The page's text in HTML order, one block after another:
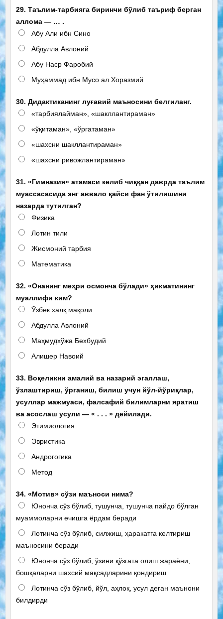
29. Таълим-тарбияга биринчи бўлиб таъриф берган
аллома — … .
Абу Али ибн Сино
Абдулла Авлоний
Абу Наср Фаробий
Муҳаммад ибн Мусо ал Хоразмий
30. Дидактиканинг луғавий маъносини белгиланг.
«тарбиялайман», «шакллантираман»
«ўқитаман», «ўргатаман»
«шахсни шакллантираман»
«шахсни ривожлантираман»
31. «Гимназия» атамаси келиб чиққан даврда таълим
муассасасида энг аввало қайси фан ўтилишини
назарда тутилган?
Физика
Лотин тили
Жисмоний тарбия
Математика
32. «Онанинг меҳри осмонча бўлади» ҳикматининг
муаллифи ким?
Ўзбек халқ мақоли
Абдулла Авлоний
Маҳмудхўжа Бехбудий
Алишер Навоий
33. Воқеликни амалий ва назарий эгаллаш,
ўзлаштириш, ўрганиш, билиш учун йўл-йўриқлар,
усуллар мажмуаси, фалсафий билимларни яратиш
ва асослаш усули — « . . . » дейилади.
Этимиология
Эвристика
Андрогогика
Метод
34. «Мотив» сўзи маъноси нима?
Юнонча сўз бўлиб, тушунча, тушунча пайдо бўлган
муаммоларни ечишга ёрдам беради
Лотинча сўз бўлиб, силжиш, ҳаракатга келтириш
маъносини беради
Юнонча сўз бўлиб, ўзини қўзгата олиш жараёни,
бошқаларни шахсий мақсадларини қондириш
Лотинча сўз бўлиб, йўл, аҳлоқ, усул деган маънони
билдирди